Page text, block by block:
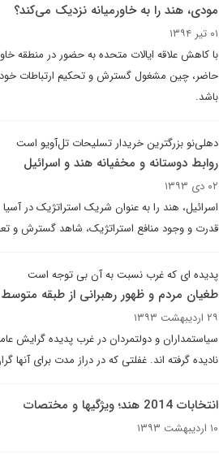
مودی، هند را به خاورمیانه نزدیک می‌کند؟
۰۱ تیر ۱۳۹۴
با کاهش علاقه ایالات متحده به حضور در منطقه
حاضر، چین مشغول گسترش و تحکیم ارتباطات خود
باشد.
دهلی‌نو بزرگترین خریدار تسلیحات تل‌آویو است
روابط دوستانه و مخفیانه هند و اسرائیل
۰۲ دی ۱۳۹۳
اسرائیل، هند را به عنوان شریک استراتژیک در
قدرت و وجود منافع استراتژیک، شاهد گسترش و
پدیده ای که غرب نسبت به آن بی توجه است
طغیان مردم و ظهور رهبرانی از طبقه متوسط
۲۹ اردیبهشت ۱۳۹۳
سیاستمداران و دولتمردان در غرب پدیده گرایش
نادیده گرفته اند. غفلتی که در دراز مدت برای آنها
انتخابات 2014 هند؛ ویژگی­ها و مختصات
۱۰ اردیبهشت ۱۳۹۳